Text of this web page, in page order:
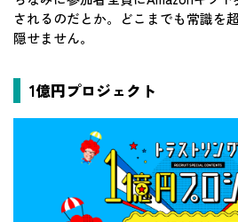
されるのだとか。どこまでも常識を
隠せません。
1億円プロジェクト